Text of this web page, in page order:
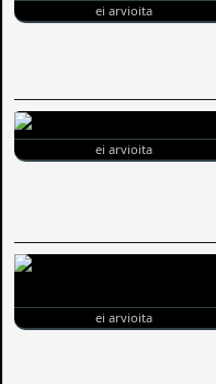
ei arvioita
ei arvioita
ei arvioita